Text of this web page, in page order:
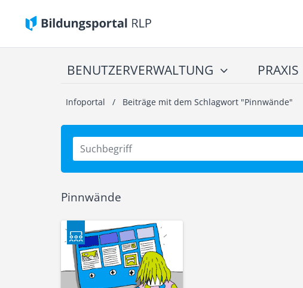
BENUTZERVERWALTUNG PRAXIS
Infoportal / Beiträge mit dem Schlagwort "Pinnwände"
Pinnwände